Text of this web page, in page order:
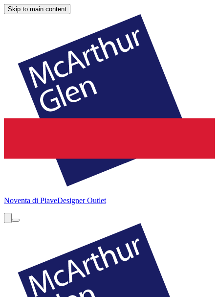
Skip to main content
Noventa di PiaveDesigner Outlet